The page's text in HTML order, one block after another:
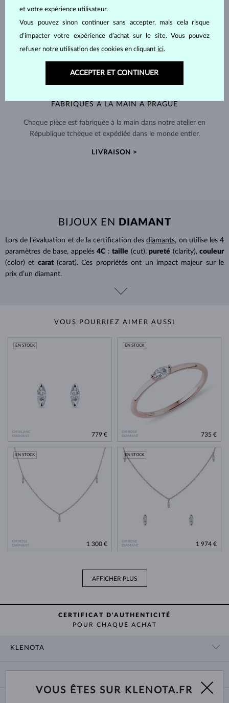
FABRIQUÉS À LA MAIN À PRAGUE
Chaque pièce est fabriquée à la main dans notre atelier en
République tchèque et expédiée dans le monde entier.
LIVRAISON >
BIJOUX EN DIAMANT
Lors de l’évaluation et de la certification desdiamants, on utilise les 4
paramètres de base, appelés 4C : taille (cut), pureté (clarity), couleur
(color) et carat (carat). Ces propriétés ont un impact majeur sur le
prix d’un diamant.
VOUS POURRIEZ AIMER AUSSI
OR BLANC
DIAMANT
EN STOCK
779 €
OR ROSE
DIAMANT
EN STOCK
735 €
OR ROSE
DIAMANT
EN STOCK
1 300 €
OR ROSE
DIAMANT
EN STOCK
1 974 €
AFFICHER PLUS
CERTIFICAT D'AUTHENTICITÉ
POUR CHAQUE ACHAT
KLENOTA
NOUS CONNAÎTRE
LIVRAISON ET PAIEMENT
et votre expérience utilisateur.
Vous pouvez sinon continuer sans accepter, mais cela risque
d’impacter votre expérience d’achat sur le site. Vous pouvez
refuser notre utilisation des cookies en cliquant ici.
ACCEPTER ET CONTINUER
VOUS ÊTES SUR KLENOTA.FR